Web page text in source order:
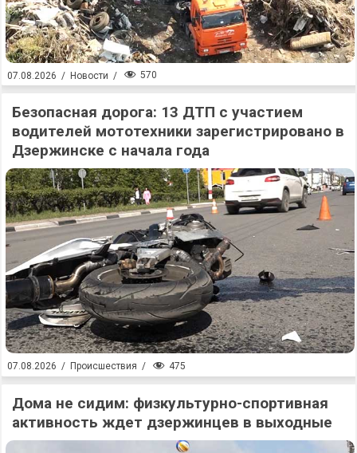
07.08.2026 / Новости / 570
Безопасная дорога: 13 ДТП с участием
водителей мототехники зарегистрировано в
Дзержинске с начала года
07.08.2026 / Происшествия / 475
Дома не сидим: физкультурно-спортивная
активность ждет дзержинцев в выходные